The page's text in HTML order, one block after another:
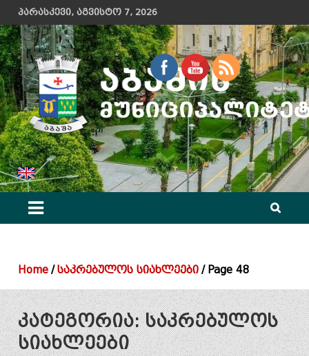
to
content
პარასკევი, აგვისტო 7, 2026
აბაშის მუნიციპალიტეტის მერიის ოფიციალური ვებ გვერდი
Home საკრებულოს სიახლეები Page 48
კატეგორია:საკრებულოს
სიახლეები